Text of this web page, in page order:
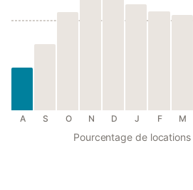
A S O N D J F M
Pourcentage de